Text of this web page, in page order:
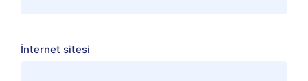
İnternet sitesi